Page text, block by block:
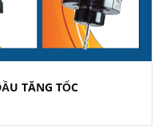
TĂNG TỐC